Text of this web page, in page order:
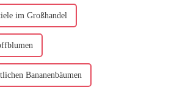
im Großhandel
Bananenbäumen